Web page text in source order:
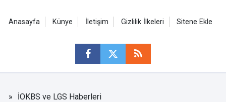
Anasayfa Künye İletişim Gizlilik İlkeleri Sitene Ekle
İOKBS ve LGS Haberleri